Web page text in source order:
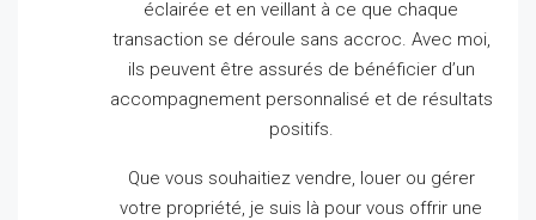
éclairée et en veillant à ce que chaque
transaction se déroule sans accroc. Avec moi,
ils peuvent être assurés de bénéficier d’un
accompagnement personnalisé et de résultats
positifs.
Que vous souhaitiez vendre, louer ou gérer
votre propriété, je suis là pour vous offrir une